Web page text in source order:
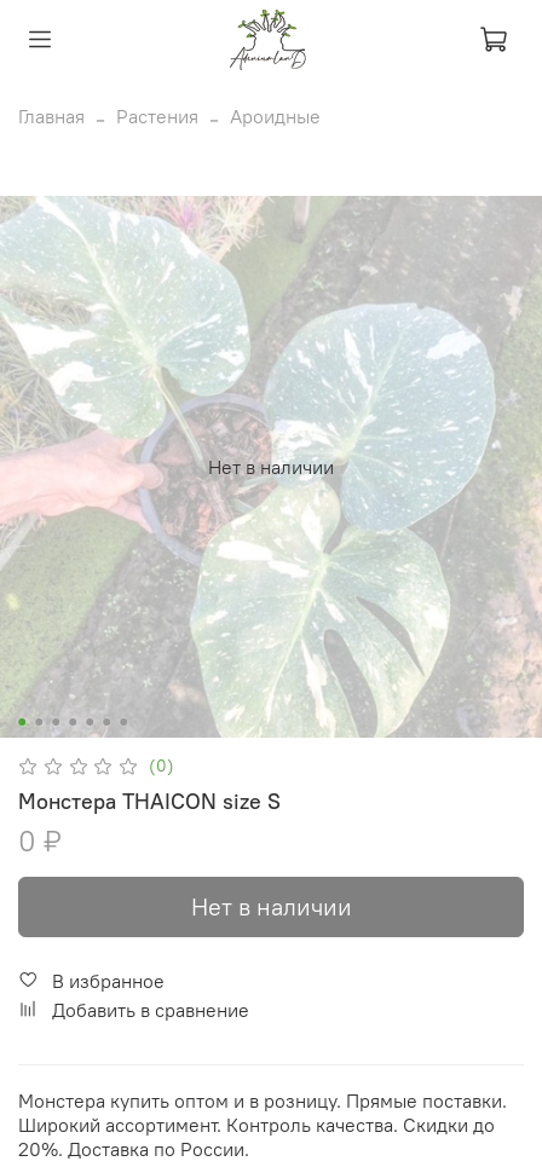
Главная Растения Ароидные
Нет в наличии
(0)
Монстера THAICON size S
0 ₽
Нет в наличии
В избранное
Добавить в сравнение
Монстера купить оптом и в розницу. Прямые поставки.
Широкий ассортимент. Контроль качества. Скидки до
20%. Доставка по России.